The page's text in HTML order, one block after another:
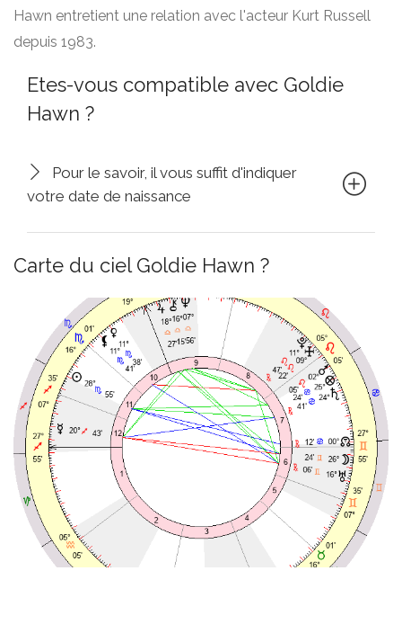
Hawn entretient une relation avec l'acteur Kurt Russell
depuis 1983.
Etes-vous compatible avec Goldie
Hawn ?
Pour le savoir, il vous suffit d'indiquer
votre date de naissance
Carte du ciel Goldie Hawn ?